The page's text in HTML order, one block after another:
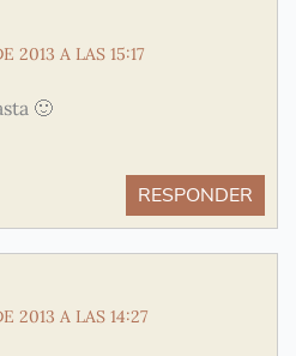
2013 A LAS 15:17
🙂
RESPONDER
2013 A LAS 14:27